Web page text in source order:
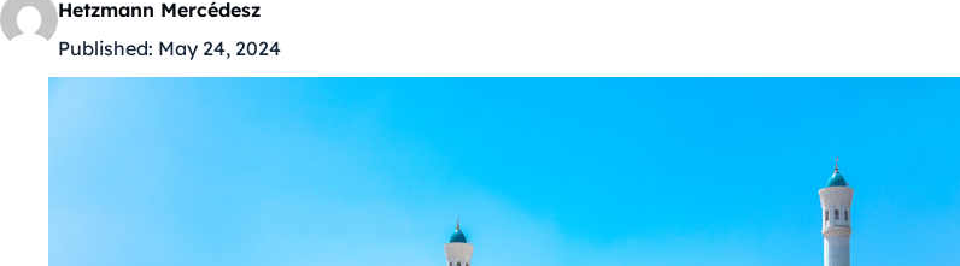
Hetzmann Mercédesz
Published: May 24, 2024